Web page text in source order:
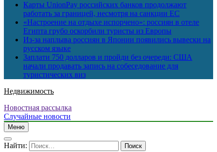
Карты UnionPay российских банков продолжают
работать за границей, несмотря на санкции ЕС
«Настроение на отдыхе испорчено»: россиян в отеле
Египта грубо оскорбили туристы из Европы
Из-за наплыва россиян в Японии появились вывески на
русском языке
Заплати 750 долларов и пройди без очереди: США
начали продавать запись на собеседование для
туристических виз
Недвижимость
Новостная рассылка
Случайные новости
Меню
Найти: